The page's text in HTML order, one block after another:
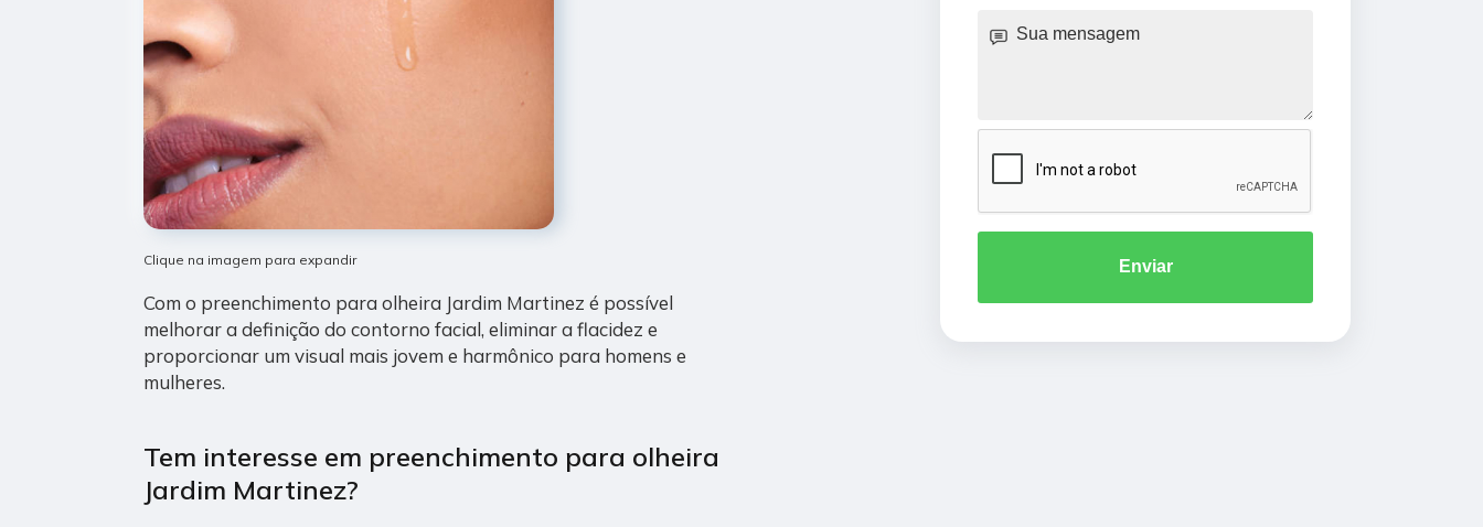
Clique na imagem para expandir
Com o preenchimento para olheira Jardim Martinez é possível
melhorar a definição do contorno facial, eliminar a flacidez e
proporcionar um visual mais jovem e harmônico para homens e
mulheres.
Tem interesse em preenchimento para olheira
Jardim Martinez?
Enviar